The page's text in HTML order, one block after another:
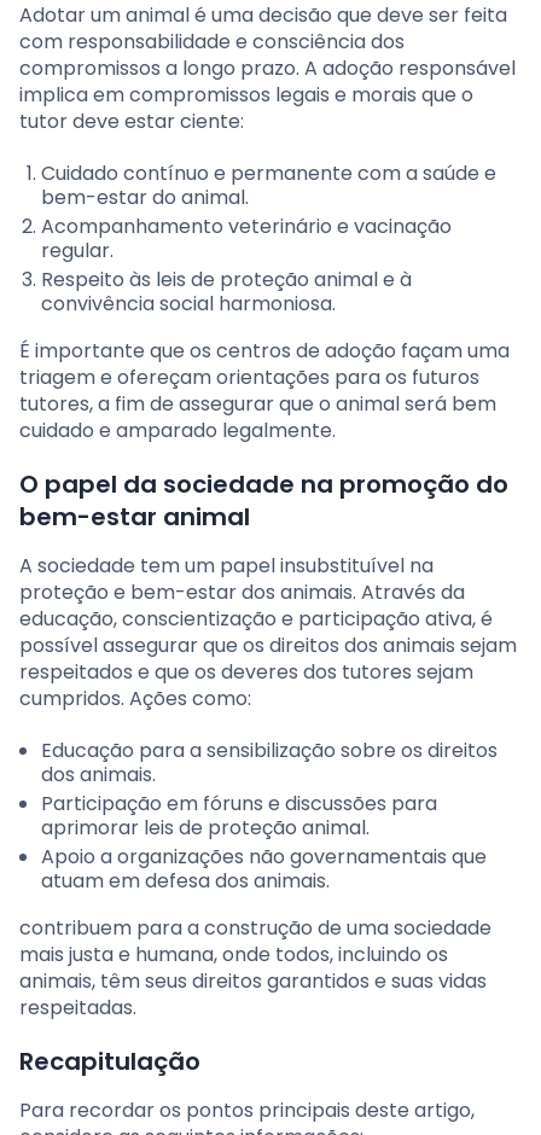
Adotar um animal é uma decisão que deve ser feita
com responsabilidade e consciência dos
compromissos a longo prazo. A adoção responsável
implica em compromissos legais e morais que o
tutor deve estar ciente:
Cuidado contínuo e permanente com a saúde e
bem-estar do animal.
Acompanhamento veterinário e vacinação
regular.
Respeito às leis de proteção animal e à
convivência social harmoniosa.
É importante que os centros de adoção façam uma
triagem e ofereçam orientações para os futuros
tutores, a fim de assegurar que o animal será bem
cuidado e amparado legalmente.
O papel da sociedade na promoção do
bem-estar animal
A sociedade tem um papel insubstituível na
proteção e bem-estar dos animais. Através da
educação, conscientização e participação ativa, é
possível assegurar que os direitos dos animais sejam
respeitados e que os deveres dos tutores sejam
cumpridos. Ações como:
Educação para a sensibilização sobre os direitos
dos animais.
Participação em fóruns e discussões para
aprimorar leis de proteção animal.
Apoio a organizações não governamentais que
atuam em defesa dos animais.
contribuem para a construção de uma sociedade
mais justa e humana, onde todos, incluindo os
animais, têm seus direitos garantidos e suas vidas
respeitadas.
Recapitulação
Para recordar os pontos principais deste artigo,